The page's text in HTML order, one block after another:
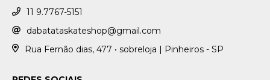
11 9.7767-5151
dabatataskateshop@gmail.com
Rua Fernão dias, 477 • sobreloja | Pinheiros - SP